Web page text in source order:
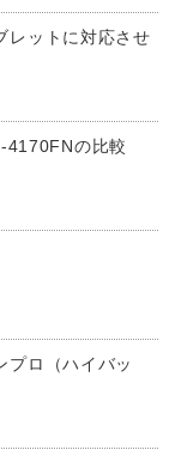
レットに対応させ
4170FNの比較
プロ（ハイバッ